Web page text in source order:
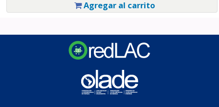
Agregar al carrito